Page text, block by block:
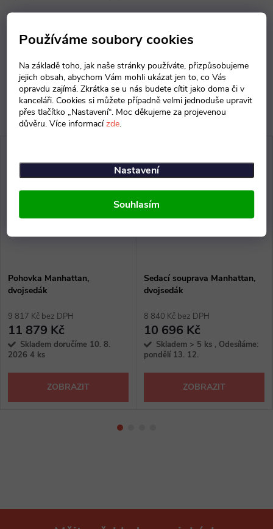
Používáme soubory cookies
Na základě toho, jak naše stránky používáte, přizpůsobujeme
jejich obsah, abychom Vám mohli ukázat jen to, co Vás
opravdu zajímá. Zkrátka se u nás budete cítit jako doma či v
kanceláři. Cookies si můžete případně velmi jednoduše upravit
přes tlačítko „Nastavení“. Moc děkujeme za projevenou
důvěru. Více informacízde.
Nastavení
Souhlasím
Pohovka Manhattan,
dvojsedák
9 817 Kč bez DPH
11 879 Kč
Skladem doručíme 10. 8.
2026 4 ks
ZOBRAZIT
Sedací souprava Manhattan,
dvojsedák
8 840 Kč bez DPH
10 696 Kč
Skladem > 5 ks , Odesíláme:
pondělí 13. 12.
ZOBRAZIT